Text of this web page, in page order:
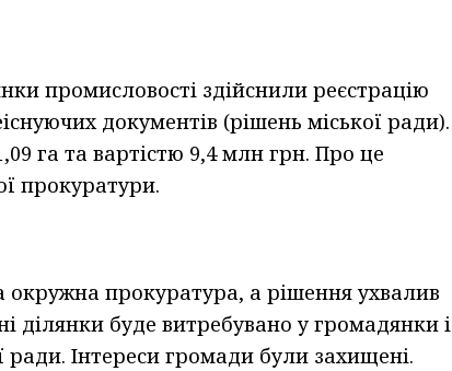
промисловості здійснили реєстрацію
документів (рішень міської ради).
га та вартістю 9,4 млн грн. Про це
прокуратури.
окружна прокуратура, а рішення ухвалив
ділянки буде витребувано у громадянки і
ради. Інтереси громади були захищені.